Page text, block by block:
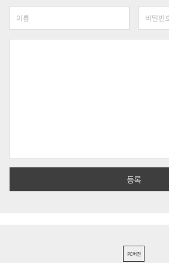
PC버전